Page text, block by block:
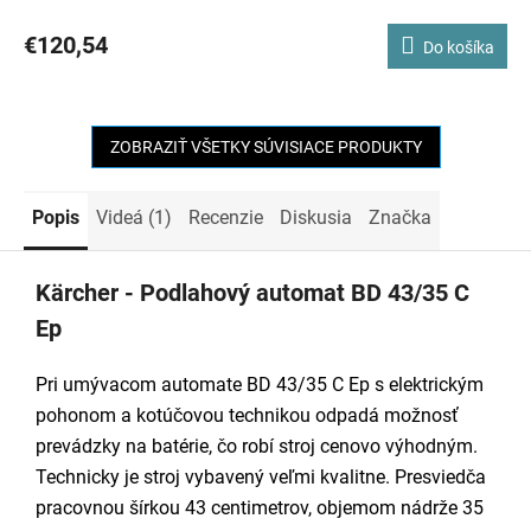
€120,54 Do košíka
ZOBRAZIŤ VŠETKY SÚVISIACE PRODUKTY
Popis Videá (1) Recenzie Diskusia Značka
Kärcher - Podlahový automat BD 43/35 C
Ep
Pri umývacom automate BD 43/35 C Ep s elektrickým
pohonom a kotúčovou technikou odpadá možnosť
prevádzky na batérie, čo robí stroj cenovo výhodným.
Technicky je stroj vybavený veľmi kvalitne. Presviedča
pracovnou šírkou 43 centimetrov, objemom nádrže 35